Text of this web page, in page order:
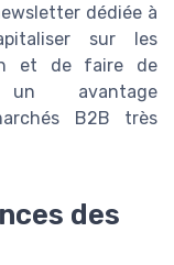
dédiée à
sur les
et de faire de
un avantage
B2B très
des